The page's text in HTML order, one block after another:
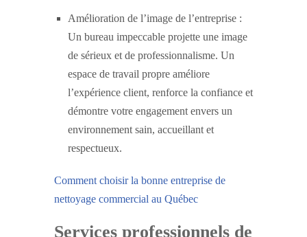
Amélioration de l’image de l’entreprise :
Un bureau impeccable projette une image
de sérieux et de professionnalisme. Un
espace de travail propre améliore
l’expérience client, renforce la confiance et
démontre votre engagement envers un
environnement sain, accueillant et
respectueux.
Comment choisir la bonne entreprise de
nettoyage commercial au Québec
Services professionnels de